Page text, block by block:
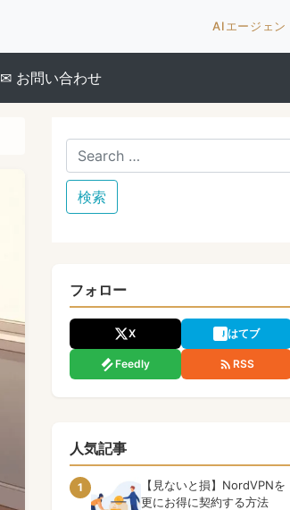
AIエージェン
お問い合わせ
フォロー
X はてブ
Feedly RSS
人気記事
1
【見ないと損】NordVPNを
更にお得に契約する方法